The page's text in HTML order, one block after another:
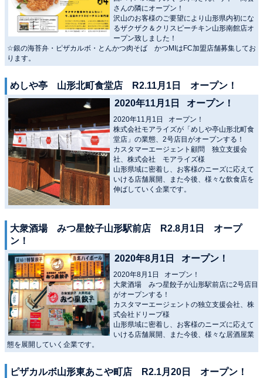
さんの隣にオープン！
沢山のお客様のご要望により山形県内初にな
るザクザク＆クリスピーチキン山形南館店オ
ープン致しました！
☆銀の海苔弁・ピザカルボ・とんかつ肉そば かつMIはFC加盟店舗募集してお
ります。
めしや亭 山形北町食堂店 R2.11月1日 オープン！
2020年11月1日 オープン！
2020年11月1日 オープン！
株式会社モアライズが「めしや亭山形北町食
堂店」の業態、2号店目がオープンする！
カスタマーエージェント顧問 独立支援会
社、株式会社 モアライズ様
山形県域に密着し、お客様のニーズに応えて
いける店舗展開、また今後、様々な飲食店を
伸ばしていく企業です。
大衆酒場 みつ星餃子山形駅前店 R2.8月1日 オープ
ン！
2020年8月1日 オープン！
2020年8月1日 オープン！
大衆酒場 みつ星餃子が山形駅前店に2号店目
がオープンする！
カスタマーエージェントの独立支援会社、株
式会社ドリープ様
山形県域に密着し、お客様のニーズに応えて
いける店舗展開、また今後、様々な居酒屋業
態を展開していく企業です。
ピザカルボ山形東あこや町店 R2.1月20日 オープン！